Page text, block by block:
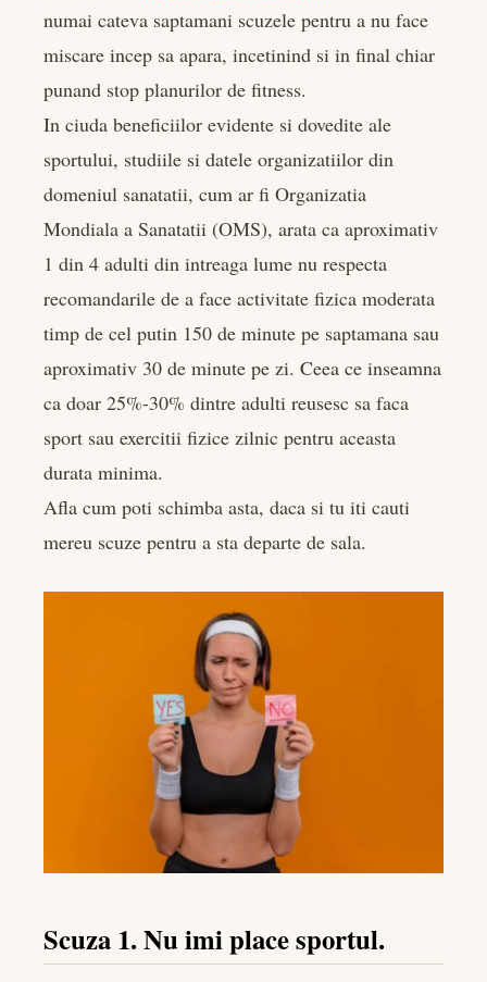
numai cateva saptamani scuzele pentru a nu face
miscare incep sa apara, incetinind si in final chiar
punand stop planurilor de fitness.
In ciuda beneficiilor evidente si dovedite ale
sportului, studiile si datele organizatiilor din
domeniul sanatatii, cum ar fi Organizatia
Mondiala a Sanatatii (OMS), arata ca aproximativ
1 din 4 adulti din intreaga lume nu respecta
recomandarile de a face activitate fizica moderata
timp de cel putin 150 de minute pe saptamana sau
aproximativ 30 de minute pe zi. Ceea ce inseamna
ca doar 25%-30% dintre adulti reusesc sa faca
sport sau exercitii fizice zilnic pentru aceasta
durata minima.
Afla cum poti schimba asta, daca si tu iti cauti
mereu scuze pentru a sta departe de sala.
Scuza 1. Nu imi place sportul.